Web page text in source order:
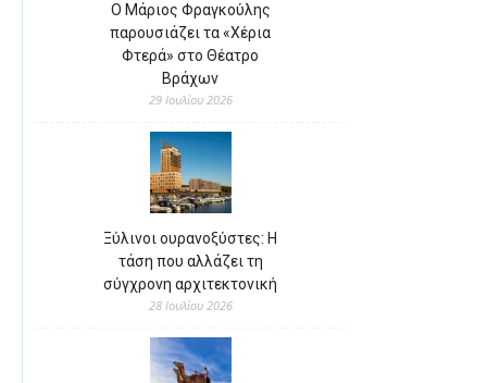
Ο Μάριος Φραγκούλης
παρουσιάζει τα «Χέρια
Φτερά» στο Θέατρο
Βράχων
29 Ιουλίου 2026
Ξύλινοι ουρανοξύστες: Η
τάση που αλλάζει τη
σύγχρονη αρχιτεκτονική
28 Ιουλίου 2026